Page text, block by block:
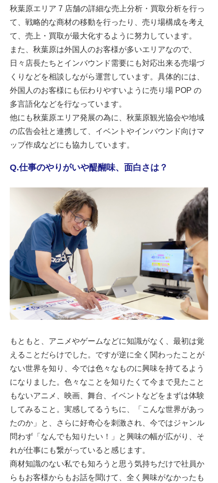
秋葉原エリア 7 店舗の詳細な売上分析・買取分析を行っ
て、戦略的な商材の移動を行ったり、売り場構成を考え
て、売上・買取が最大化するように努力しています。
また、秋葉原は外国人のお客様が多いエリアなので、
日々店長たちとインバウンド需要にも対応出来る売場づ
くりなどを相談しながら運営しています。具体的には、
外国人のお客様にも伝わりやすいように売り場 POP の
多言語化などを行なっています。
他にも秋葉原エリア発展の為に、秋葉原観光協会や地域
の広告会社と連携して、イベントやインバウンド向けマ
ップ作成などにも協力しています。
Q.仕事のやりがいや醍醐味、面白さは？
もともと、アニメやゲームなどに知識がなく、最初は覚
えることだらけでした。ですが逆に全く関わったことが
ない世界を知り、今では色々なものに興味を持てるよう
になりました。色々なことを知りたくて今まで見たこと
もないアニメ、映画、舞台、イベントなどをまずは体験
してみること。実感してるうちに、「こんな世界があっ
たのか」と、さらに好奇心を刺激され、今ではジャンル
問わず「なんでも知りたい！」と興味の幅が広がり、そ
れが仕事にも繋がっていると感じます。
商材知識のない私でも知ろうと思う気持ちだけで社員か
らもお客様からもお話を聞けて、全く興味がなかったも